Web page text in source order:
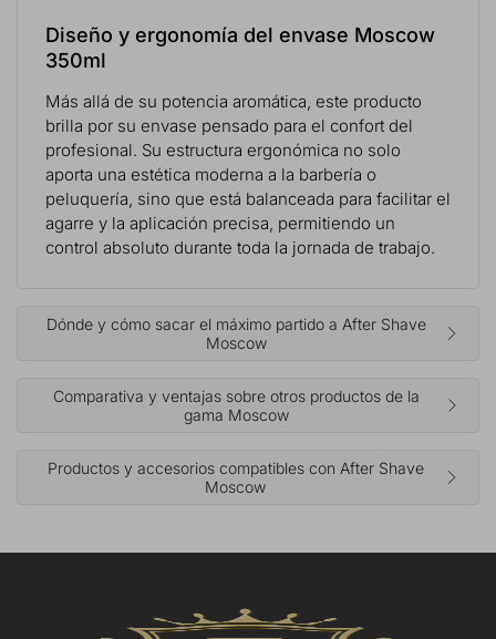
Diseño y ergonomía del envase Moscow
350ml
Más allá de su potencia aromática, este producto
brilla por su envase pensado para el confort del
profesional. Su estructura ergonómica no solo
aporta una estética moderna a la barbería o
peluquería, sino que está balanceada para facilitar el
agarre y la aplicación precisa, permitiendo un
control absoluto durante toda la jornada de trabajo.
Dónde y cómo sacar el máximo partido a After Shave
Moscow
Comparativa y ventajas sobre otros productos de la
gama Moscow
Productos y accesorios compatibles con After Shave
Moscow